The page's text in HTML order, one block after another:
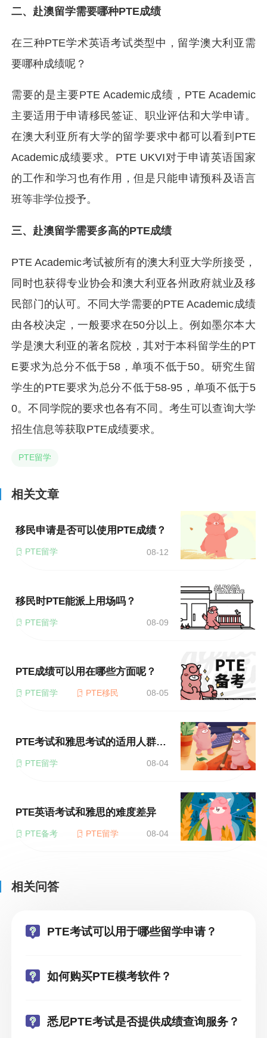
二、赴澳留学需要哪种PTE成绩
在三种PTE学术英语考试类型中，留学澳大利亚需
要哪种成绩呢？
需要的是主要PTE Academic成绩，PTE Academic
主要适用于申请移民签证、职业评估和大学申请。
在澳大利亚所有大学的留学要求中都可以看到PTE
Academic成绩要求。PTE UKVI对于申请英语国家
的工作和学习也有作用，但是只能申请预科及语言
班等非学位授予。
三、赴澳留学需要多高的PTE成绩
PTE Academic考试被所有的澳大利亚大学所接受，
同时也获得专业协会和澳大利亚各州政府就业及移
民部门的认可。不同大学需要的PTE Academic成绩
由各校决定，一般要求在50分以上。例如墨尔本大
学是澳大利亚的著名院校，其对于本科留学生的PT
E要求为总分不低于58，单项不低于50。研究生留
学生的PTE要求为总分不低于58-95，单项不低于5
0。不同学院的要求也各有不同。考生可以查询大学
招生信息等获取PTE成绩要求。
PTE留学
相关文章
移民申请是否可以使用PTE成绩？
PTE留学 08-12
移民时PTE能派上用场吗？
PTE留学 08-09
PTE成绩可以用在哪些方面呢？
PTE留学 PTE移民 08-05
PTE考试和雅思考试的适用人群有何区别?
PTE留学 08-04
PTE英语考试和雅思的难度差异
PTE备考 PTE留学 08-04
相关问答
PTE考试可以用于哪些留学申请？
如何购买PTE模考软件？
悉尼PTE考试是否提供成绩查询服务？